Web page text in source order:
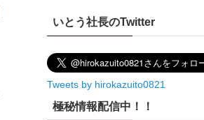
ブいとう社長のTwitter
Tweets by hirokazuito0821
極秘情報配信中！！